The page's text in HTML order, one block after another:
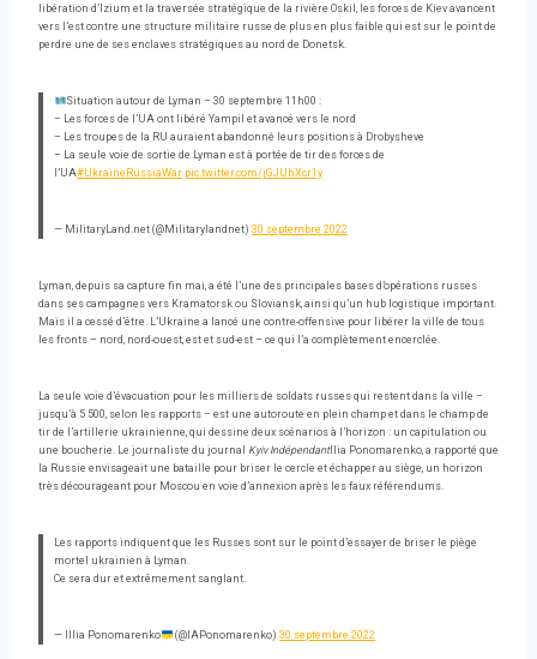
libération d’Izium et la traversée stratégique de la rivière Oskil, les forces de Kiev avancent
vers l’est contre une structure militaire russe de plus en plus faible qui est sur le point de
perdre une de ses enclaves stratégiques au nord de Donetsk.
Situation autour de Lyman – 30 septembre 11h00 :
– Les forces de l’UA ont libéré Yampil et avancé vers le nord
– Les troupes de la RU auraient abandonné leurs positions à Drobysheve
– La seule voie de sortie de Lyman est à portée de tir des forces de
l’UA#UkraineRussiaWar pic.twitter.com/jGJUhXcr1y
— MilitaryLand.net (@Militarylandnet) 30 septembre 2022
Lyman, depuis sa capture fin mai, a été l’une des principales bases d’opérations russes
dans ses campagnes vers Kramatorsk ou Sloviansk, ainsi qu’un hub logistique important.
Mais il a cessé d’être. L’Ukraine a lancé une contre-offensive pour libérer la ville de tous
les fronts – nord, nord-ouest, est et sud-est – ce qui l’a complètement encerclée.
La seule voie d’évacuation pour les milliers de soldats russes qui restent dans la ville –
jusqu’à 5 500, selon les rapports – est une autoroute en plein champ et dans le champ de
tir de l’artillerie ukrainienne, qui dessine deux scénarios à l’horizon : un capitulation ou
une boucherie. Le journaliste du journal Kyiv IndépendantIlia Ponomarenko, a rapporté que
la Russie envisageait une bataille pour briser le cercle et échapper au siège, un horizon
très décourageant pour Moscou en voie d’annexion après les faux référendums.
Les rapports indiquent que les Russes sont sur le point d’essayer de briser le piège
mortel ukrainien à Lyman.
Ce sera dur et extrêmement sanglant.
— Illia Ponomarenko (@IAPonomarenko)30 septembre 2022